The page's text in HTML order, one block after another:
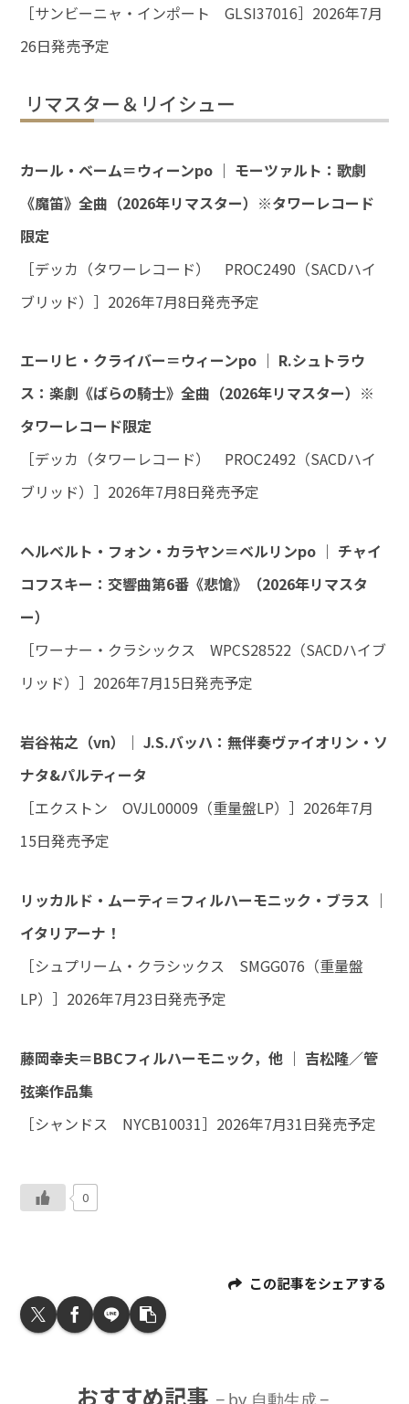
［サンビーニャ・インポート GLSI37016］2026年7月
26日発売予定
リマスター＆リイシュー
カール・ベーム＝ウィーンpo ｜ モーツァルト：歌劇
《魔笛》全曲（2026年リマスター）※タワーレコード
限定
［デッカ（タワーレコード） PROC2490（SACDハイ
ブリッド）］2026年7月8日発売予定
エーリヒ・クライバー＝ウィーンpo ｜ R.シュトラウ
ス：楽劇《ばらの騎士》全曲（2026年リマスター）※
タワーレコード限定
［デッカ（タワーレコード） PROC2492（SACDハイ
ブリッド）］2026年7月8日発売予定
ヘルベルト・フォン・カラヤン＝ベルリンpo ｜ チャイ
コフスキー：交響曲第6番《悲愴》（2026年リマスタ
ー）
［ワーナー・クラシックス WPCS28522（SACDハイブ
リッド）］2026年7月15日発売予定
岩谷祐之（vn）｜ J.S.バッハ：無伴奏ヴァイオリン・ソ
ナタ&パルティータ
［エクストン OVJL00009（重量盤LP）］2026年7月
15日発売予定
リッカルド・ムーティ＝フィルハーモニック・ブラス ｜
イタリアーナ！
［シュプリーム・クラシックス SMGG076（重量盤
LP）］2026年7月23日発売予定
藤岡幸夫＝BBCフィルハーモニック，他 ｜ 吉松隆／管
弦楽作品集
［シャンドス NYCB10031］2026年7月31日発売予定
0
この記事をシェアする
おすすめ記事